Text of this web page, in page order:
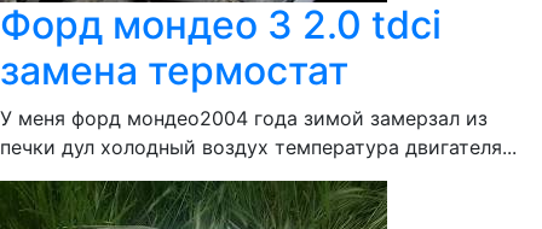
Форд мондео 3 2.0 tdci
замена термостат
У меня форд мондео2004 года зимой замерзал из
печки дул холодный воздух температура двигателя...